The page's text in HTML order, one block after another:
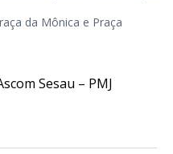
da Mônica e Praça
Sesau – PMJ